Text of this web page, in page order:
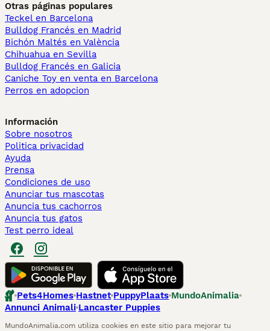
Otras páginas populares
Teckel en Barcelona
Bulldog Francés en Madrid
Bichón Maltés en València
Chihuahua en Sevilla
Bulldog Francés en Galicia
Caniche Toy en venta en Barcelona
Perros en adopcion
Información
Sobre nosotros
Politica privacidad
Ayuda
Prensa
Condiciones de uso
Anunciar tus mascotas
Anuncia tus cachorros
Anuncia tus gatos
Test perro ideal
Pets4Homes Hastnet PuppyPlaats MundoAnimalia
Annunci Animali Lancaster Puppies
MundoAnimalia.com utiliza cookies en este sitio para mejorar tu